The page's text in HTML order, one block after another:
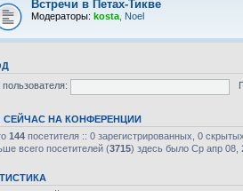
Встречи в Петах-Тикве
Модераторы: kosta Noel
СЕЙЧАС НА КОНФЕРЕНЦИИ
144 посетителя :: 0 зарегистрированных, 0
всего посетителей (3715) здесь было Ср апр 08,